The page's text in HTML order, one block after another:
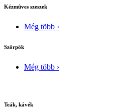
Kézmûves szeszek
Még több ›
Szörpök
Még több ›
Teák, kávék